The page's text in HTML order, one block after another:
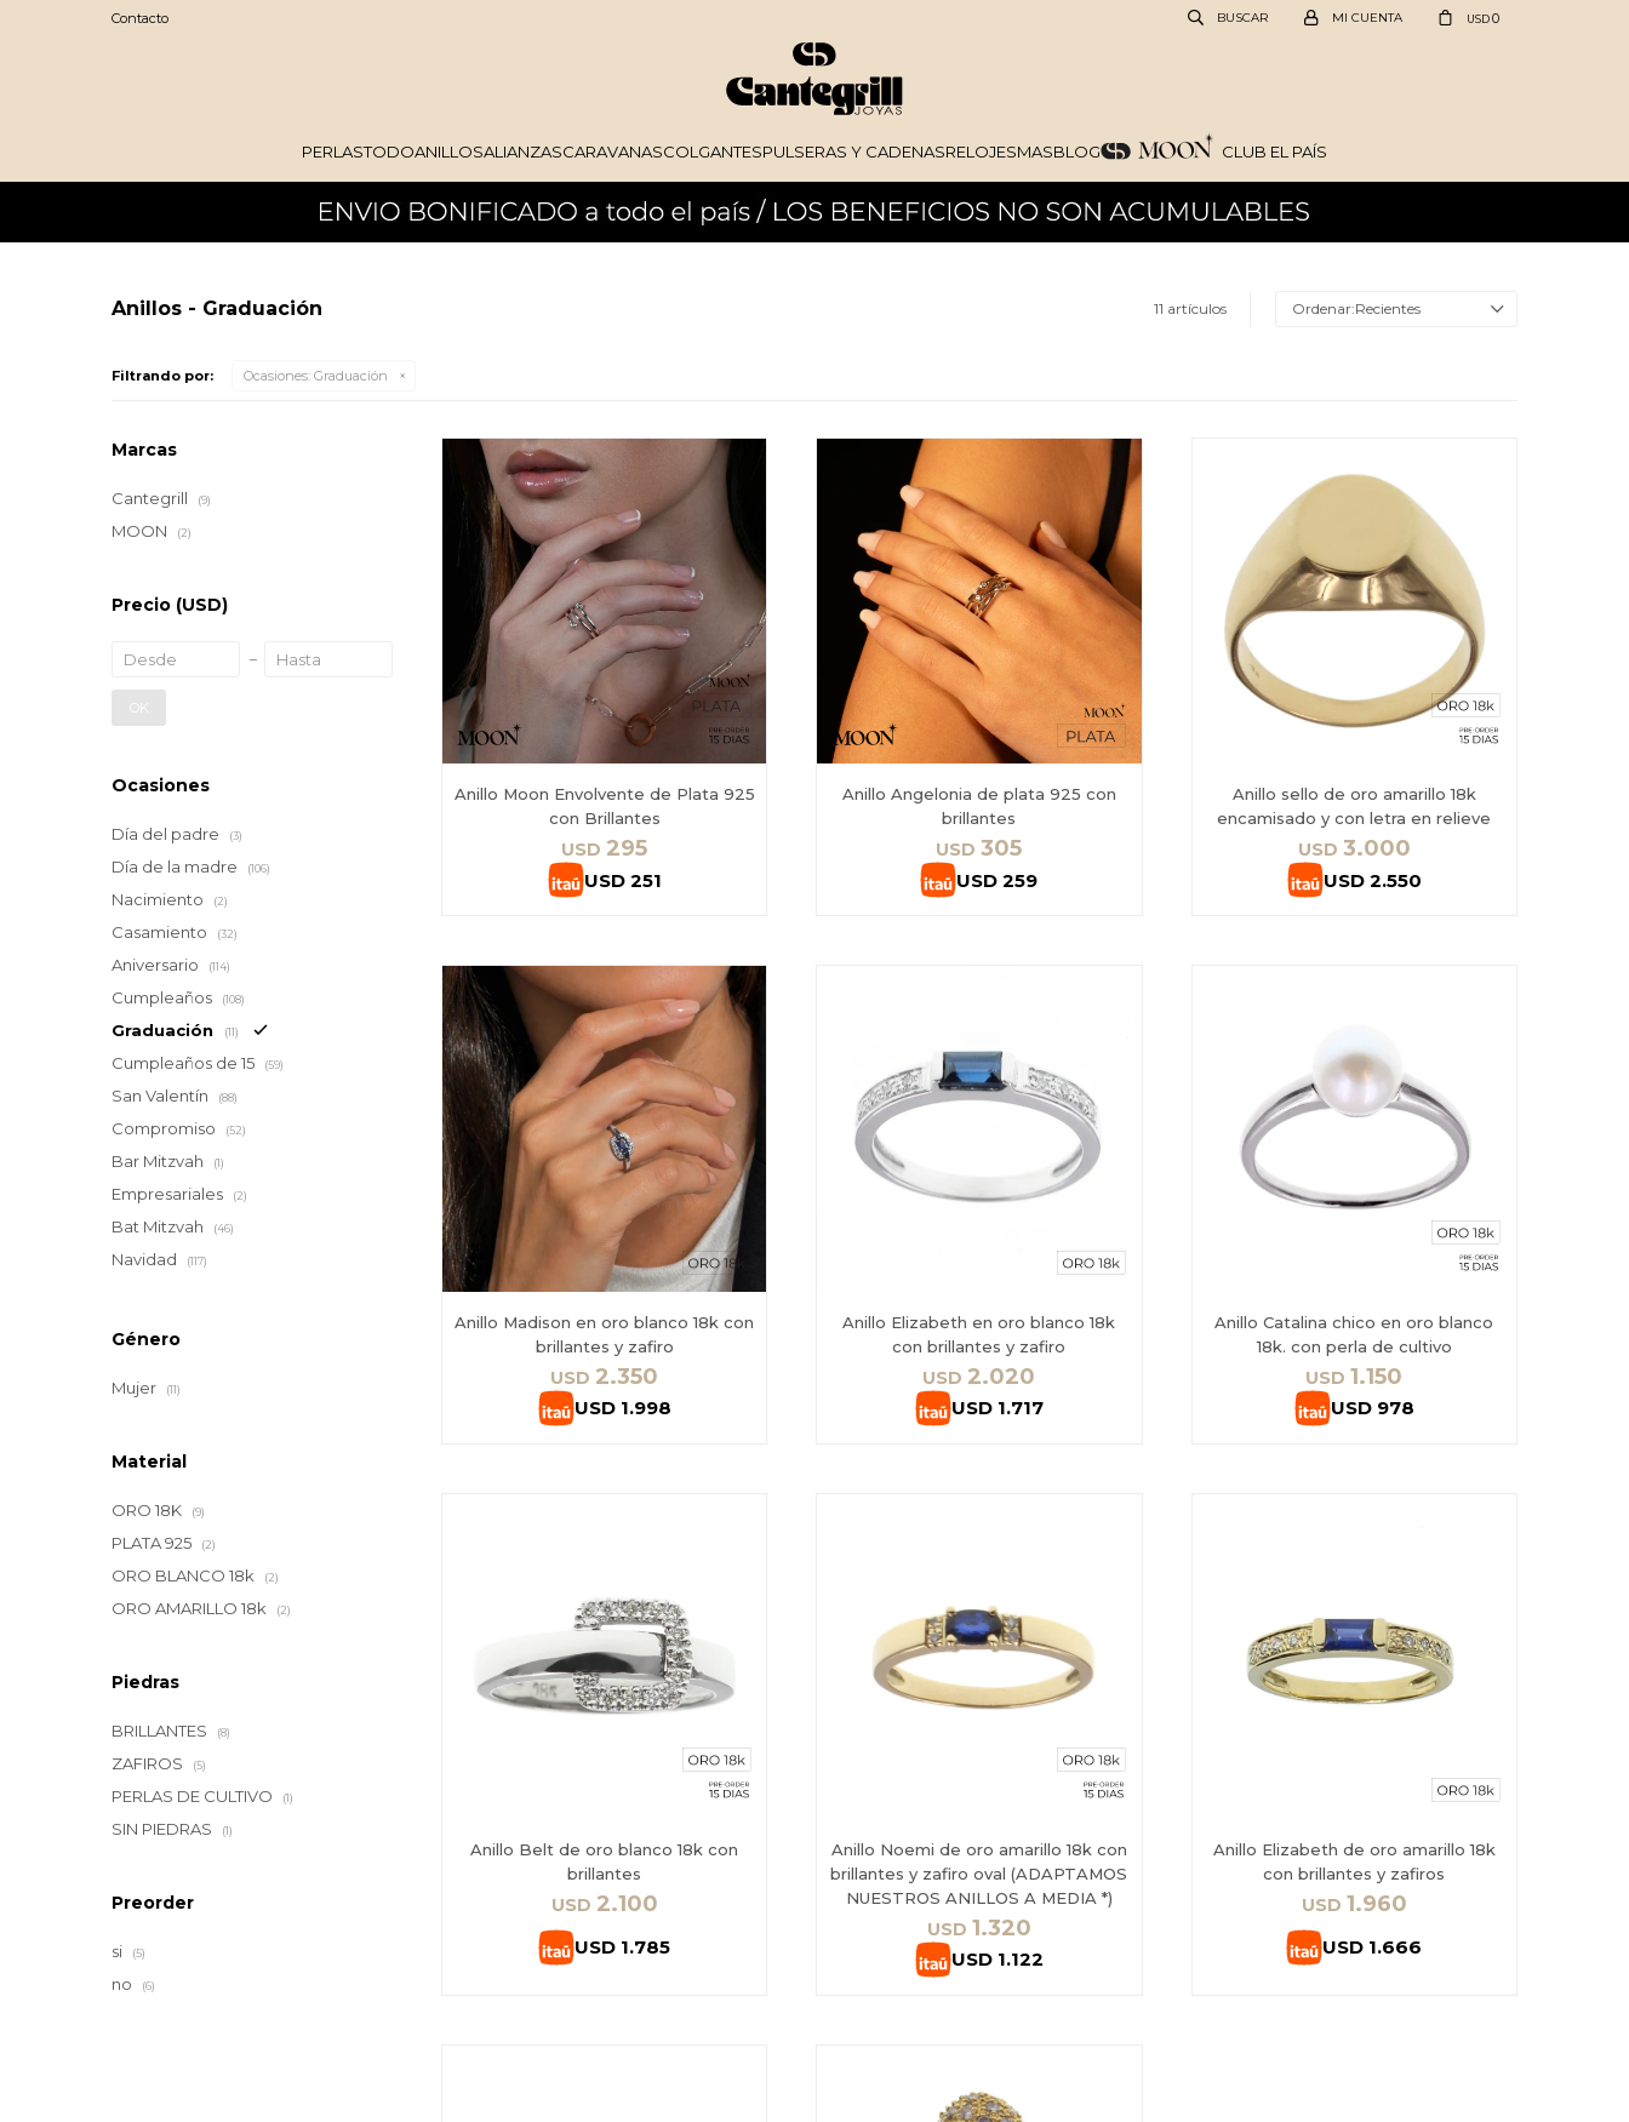
PERLASTODOANILLOSALIANZASCARAVANASCOLGANTESPULSERAS Y CADENASRELOJESMASBLOG CLUB EL PAÍS
USD0
Contacto
Anillos - Graduación 11 artículos Recientes
Filtrando por: Ocasiones: Graduación
Anillo Moon Envolvente de Plata 925
con Brillantes
USD 295
USD 251
Anillo Angelonia de plata 925 con
brillantes
USD 305
USD 259
Anillo sello de oro amarillo 18k
encamisado y con letra en relieve
USD 3.000
USD 2.550
Anillo Madison en oro blanco 18k con
brillantes y zafiro
USD 2.350
USD 1.998
Anillo Elizabeth en oro blanco 18k
con brillantes y zafiro
USD 2.020
USD 1.717
Anillo Catalina chico en oro blanco
18k. con perla de cultivo
USD 1.150
USD 978
Anillo Belt de oro blanco 18k con
brillantes
USD 2.100
USD 1.785
Anillo Noemi de oro amarillo 18k con
brillantes y zafiro oval (ADAPTAMOS
NUESTROS ANILLOS A MEDIA *)
USD 1.320
USD 1.122
Anillo Elizabeth de oro amarillo 18k
con brillantes y zafiros
USD 1.960
USD 1.666
Marcas
Cantegrill (9)
MOON (2)
Precio (USD)
OK
Ocasiones
Día del padre (3)
Día de la madre (106)
Nacimiento (2)
Casamiento (32)
Aniversario (114)
Cumpleaños (108)
Graduación (11)
Cumpleaños de 15 (59)
San Valentín (88)
Compromiso (52)
Bar Mitzvah (1)
Empresariales (2)
Bat Mitzvah (46)
Navidad (117)
Género
Mujer (11)
Material
ORO 18K (9)
PLATA 925 (2)
ORO BLANCO 18k (2)
ORO AMARILLO 18k (2)
Piedras
BRILLANTES (8)
ZAFIROS (5)
PERLAS DE CULTIVO (1)
SIN PIEDRAS (1)
Preorder
si (5)
no (6)